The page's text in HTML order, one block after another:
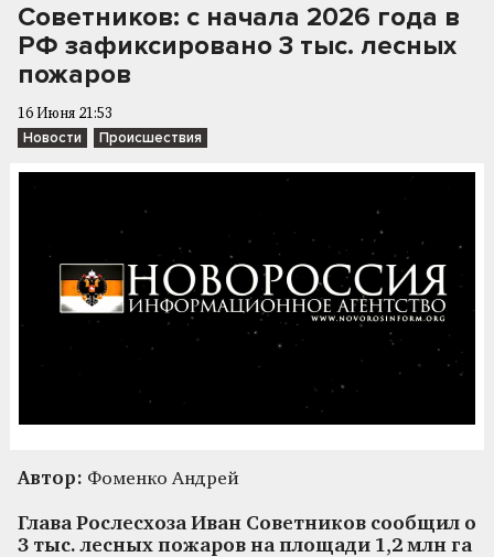
Советников: с начала 2026 года в
РФ зафиксировано 3 тыс. лесных
пожаров
16 Июня 21:53
Новости Происшествия
Автор: Фоменко Андрей
Глава Рослесхоза Иван Советников сообщил о
3 тыс. лесных пожаров на площади 1,2 млн га